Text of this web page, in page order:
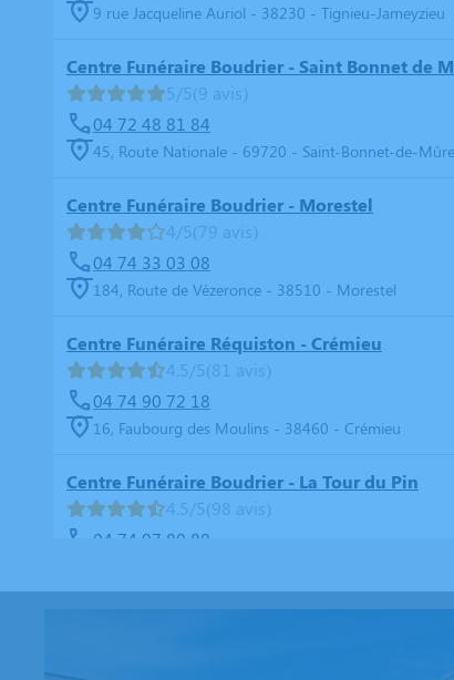
9 rue Jacqueline Auriol - 38230 - Tignieu-Jameyzieu
Centre Funéraire Boudrier - Saint Bonnet de
5/5(9 avis)
04 72 48 81 84
45, Route Nationale - 69720 - Saint-Bonnet-de-Mûre
Centre Funéraire Boudrier - Morestel
4/5(79 avis)
04 74 33 03 08
184, Route de Vézeronce - 38510 - Morestel
Centre Funéraire Réquiston - Crémieu
4.5/5(81 avis)
04 74 90 72 18
16, Faubourg des Moulins - 38460 - Crémieu
Centre Funéraire Boudrier - La Tour du Pin
4.5/5(98 avis)
04 74 97 80 80